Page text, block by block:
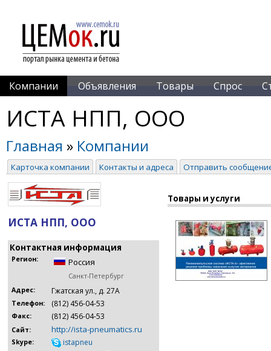
Компании Объявления Товары Спрос
ИСТА НПП, ООО
Главная » Компании
Карточка компании Контакты и адреса Отправить
ИСТА НПП, ООО
Контактная информация
Регион: Россия
Санкт-Петербург
Адрес:
Гжатская ул., д. 27А
Телефон: (812) 456-04-53
Факс: (812) 456-04-53
Сайт: http://ista-pneumatics.ru
Skype: istapneu
Товары и услуги